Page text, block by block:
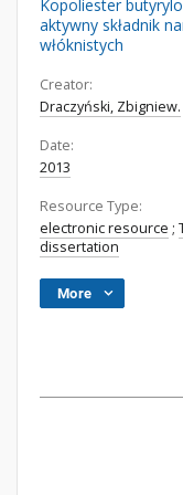
Kopoliester
aktywny składnik
włóknistych
Creator:
Draczyński, Zbigniew.
Date:
2013
Resource Type:
electronic resource ;
dissertation
More